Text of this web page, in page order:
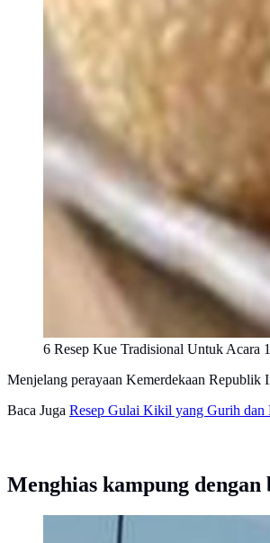
6 Resep Kue Tradisional Untuk Acara
Menjelang perayaan Kemerdekaan Republik
Baca Juga Resep Gulai Kikil yang Gurih dan
Menghias kampung